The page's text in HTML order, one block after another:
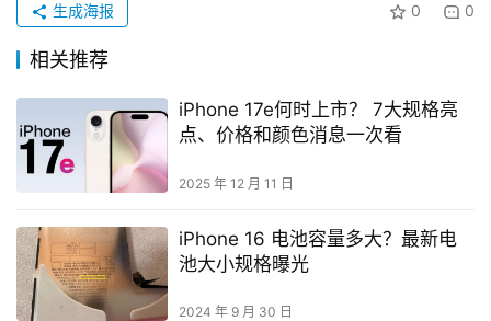
0 0
生成海报
相关推荐
iPhone 17e何时上市？ 7大规格亮
点、价格和颜色消息一次看
2025 年 12 月 11 日
iPhone 16 电池容量多大？最新电
池大小规格曝光
2024 年 9 月 30 日